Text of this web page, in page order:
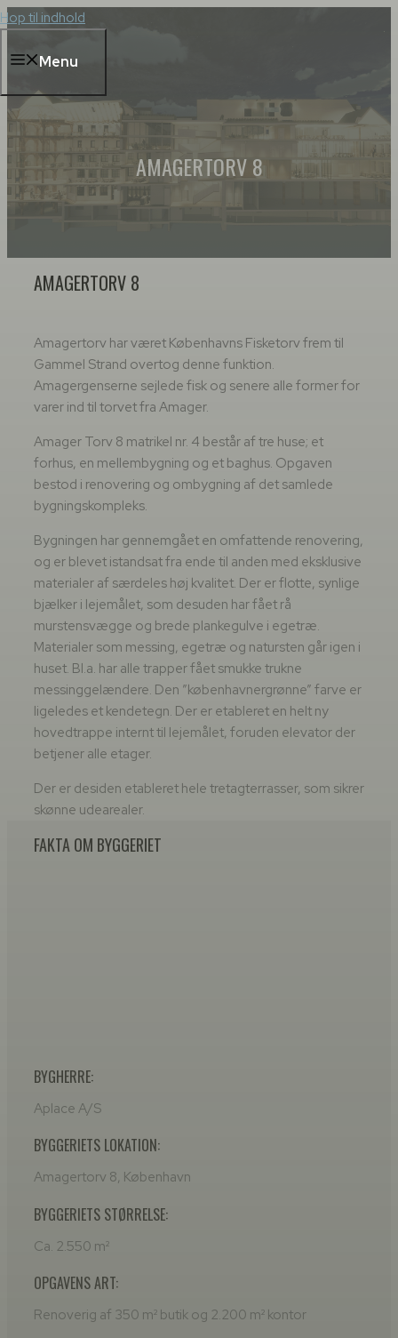
Hop til indhold
Menu
AMAGERTORV 8
AMAGERTORV 8
Amagertorv har været Københavns Fisketorv frem til
Gammel Strand overtog denne funktion.
Amagergenserne sejlede fisk og senere alle former for
varer ind til torvet fra Amager.
Amager Torv 8 matrikel nr. 4 består af tre huse; et
forhus, en mellembygning og et baghus. Opgaven
bestod i renovering og ombygning af det samlede
bygningskompleks.
Bygningen har gennemgået en omfattende renovering,
og er blevet istandsat fra ende til anden med eksklusive
materialer af særdeles høj kvalitet. Der er flotte, synlige
bjælker i lejemålet, som desuden har fået rå
murstensvægge og brede plankegulve i egetræ.
Materialer som messing, egetræ og natursten går igen i
huset. Bl.a. har alle trapper fået smukke trukne
messinggelændere. Den ”københavnergrønne” farve er
ligeledes et kendetegn. Der er etableret en helt ny
hovedtrappe internt til lejemålet, foruden elevator der
betjener alle etager.
Der er desiden etableret hele tretagterrasser, som sikrer
skønne udearealer.
FAKTA OM BYGGERIET
BYGHERRE:
Aplace A/S
BYGGERIETS LOKATION:
Amagertorv 8, København
BYGGERIETS STØRRELSE:
Ca. 2.550 m²
OPGAVENS ART:
Renoverig af 350 m² butik og 2.200 m² kontor